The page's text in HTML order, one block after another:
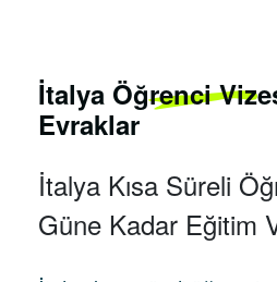
İtalya Öğrenci
Evraklar
İtalya Kısa Süreli
Güne Kadar Eğitim